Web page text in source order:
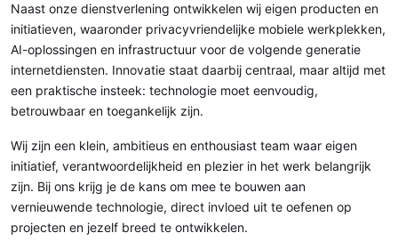
Naast onze dienstverlening ontwikkelen wij eigen producten en
initiatieven, waaronder privacyvriendelijke mobiele werkplekken,
AI-oplossingen en infrastructuur voor de volgende generatie
internetdiensten. Innovatie staat daarbij centraal, maar altijd met
een praktische insteek: technologie moet eenvoudig,
betrouwbaar en toegankelijk zijn.
Wij zijn een klein, ambitieus en enthousiast team waar eigen
initiatief, verantwoordelijkheid en plezier in het werk belangrijk
zijn. Bij ons krijg je de kans om mee te bouwen aan
vernieuwende technologie, direct invloed uit te oefenen op
projecten en jezelf breed te ontwikkelen.